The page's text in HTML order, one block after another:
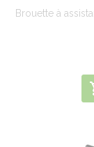
Brouette à